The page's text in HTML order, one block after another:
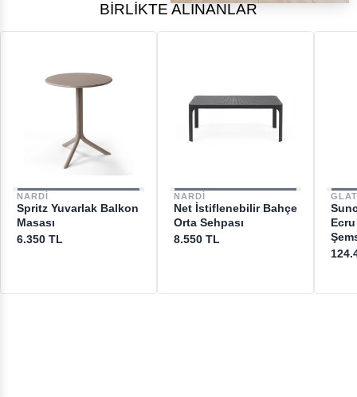
BIRLIKTE ALINANLAR
NARDI
Spritz Yuvarlak Balkon
Masası
6.350 TL
NARDI
Net İstiflenebilir Bahçe
Orta Sehpası
8.550 TL
Ecru